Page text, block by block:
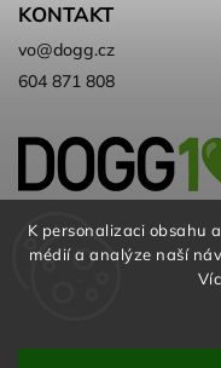
K personalizaci obsahu
médií a analýze naší
KONTAKT
vo@dogg.cz
604 871 808
Velkoobchod
chovatelských